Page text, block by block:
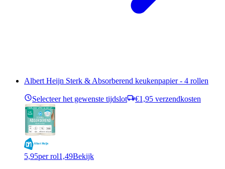
Albert Heijn Sterk & Absorberend keukenpapier - 4 rollen
Selecteer het gewenste tijdslot €1,95 verzendkosten
5,95per rol1,49Bekijk